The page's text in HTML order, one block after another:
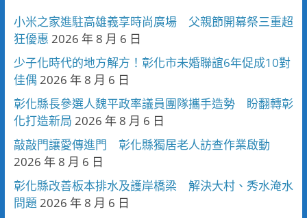
小米之家進駐高雄義享時尚廣場 父親節開幕祭三重超
狂優惠 2026 年 8 月 6 日
少子化時代的地方解方！彰化市未婚聯誼6年促成10對
佳偶 2026 年 8 月 6 日
彰化縣長參選人魏平政率議員團隊攜手造勢 盼翻轉彰
化打造新局 2026 年 8 月 6 日
敲敲門讓愛傳進門 彰化縣獨居老人訪查作業啟動
2026 年 8 月 6 日
彰化縣改善板本排水及護岸橋梁 解決大村、秀水淹水
問題 2026 年 8 月 6 日